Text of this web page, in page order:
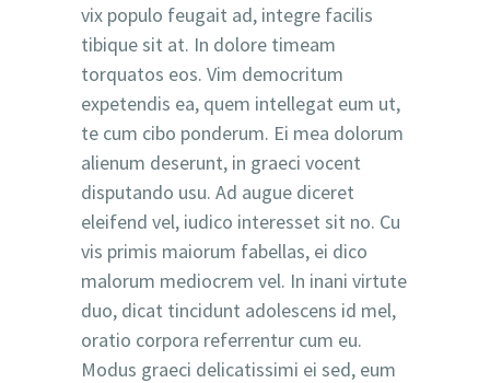
vix populo feugait ad, integre facilis
tibique sit at. In dolore timeam
torquatos eos. Vim democritum
expetendis ea, quem intellegat eum ut,
te cum cibo ponderum. Ei mea dolorum
alienum deserunt, in graeci vocent
disputando usu. Ad augue diceret
eleifend vel, iudico interesset sit no. Cu
vis primis maiorum fabellas, ei dico
malorum mediocrem vel. In inani virtute
duo, dicat tincidunt adolescens id mel,
oratio corpora referrentur cum eu.
Modus graeci delicatissimi ei sed, eum